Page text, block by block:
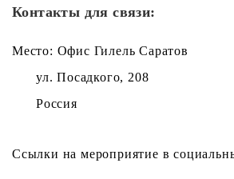
Контакты для связи:
Место: Офис Гилель Саратов
ул. Посадкого, 208
Россия
Ссылки на мероприятие в